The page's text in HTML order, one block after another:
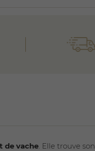
de vache. Elle trouve son